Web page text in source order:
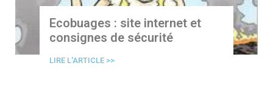
Ecobuages : site internet et
consignes de sécurité
LIRE L'ARTICLE >>